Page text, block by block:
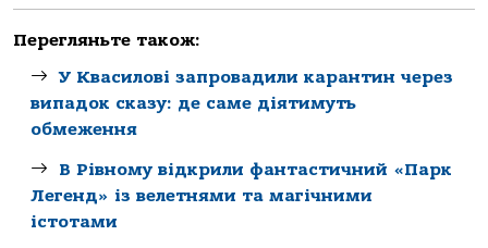
Перегляньте також:
У Квасилові запровадили карантин через
випадок сказу: де саме діятимуть
обмеження
В Рівному відкрили фантастичний «Парк
Легенд» із велетнями та магічними
істотами